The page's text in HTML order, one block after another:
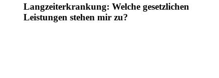
Langzeiterkrankung: Welche gesetzlichen
Leistungen stehen mir zu?